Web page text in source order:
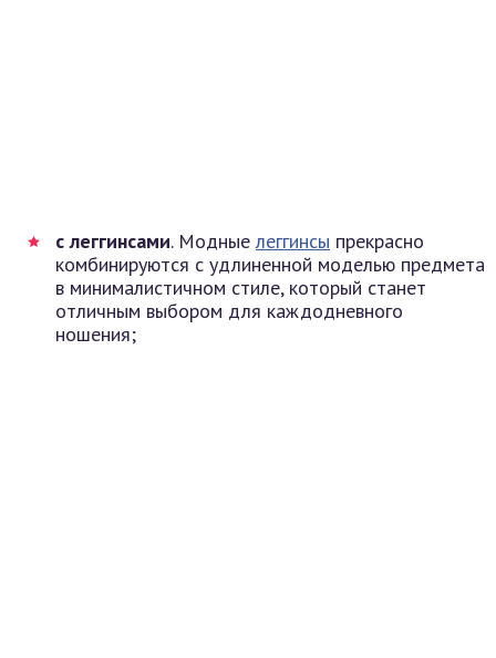
с леггинсами. Модныелеггинсы прекрасно
комбинируются с удлиненной моделью предмета
в минималистичном стиле, который станет
отличным выбором для каждодневного
ношения;